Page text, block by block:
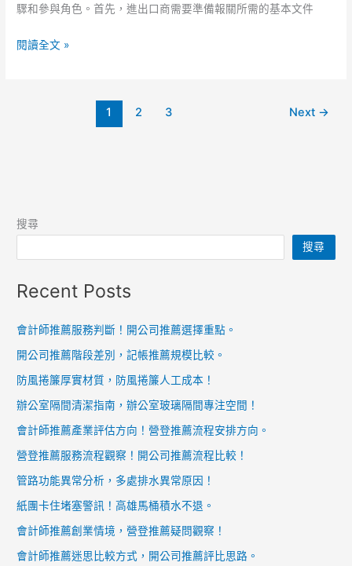
部
場
驟和參與角色。首先，進出口商需要準備報關所需的基本文件
物
報
台
港
否
適
合
大
報
關。
閱讀全文 »
1 2 3 Next →
搜尋
搜尋
Recent Posts
會計師推薦服務判斷！開公司推薦選擇重點。
開公司推薦階段差別，記帳推薦規模比較。
防風捲簾厚實材質，防風捲簾人工成本！
辦公室隔間清潔指南，辦公室玻璃隔間專注空間！
會計師推薦產業評估方向！營登推薦流程安排方向。
營登推薦服務流程觀察！開公司推薦流程比較！
管路功能異常分析，多處排水異常原因！
紙團卡住堵塞警訊！高雄馬桶積水不退。
會計師推薦創業情境，營登推薦疑問觀察！
會計師推薦迷思比較方式，開公司推薦評比思路。